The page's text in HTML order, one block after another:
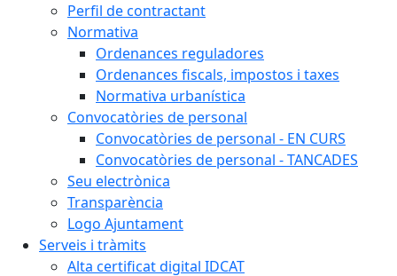
Perfil de contractant
Normativa
Ordenances reguladores
Ordenances fiscals, impostos i taxes
Normativa urbanística
Convocatòries de personal
Convocatòries de personal - EN CURS
Convocatòries de personal - TANCADES
Seu electrònica
Transparència
Logo Ajuntament
Serveis i tràmits
Alta certificat digital IDCAT